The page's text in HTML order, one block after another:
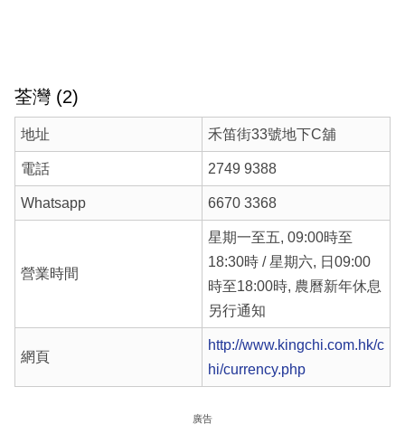
荃灣 (2)
地址 禾笛街33號地下C舖
電話 2749 9388
Whatsapp 6670 3368
營業時間
星期一至五, 09:00時至
18:30時 / 星期六, 日09:00
時至18:00時, 農曆新年休息
另行通知
網頁
http://www.kingchi.com.hk/c
hi/currency.php
廣告